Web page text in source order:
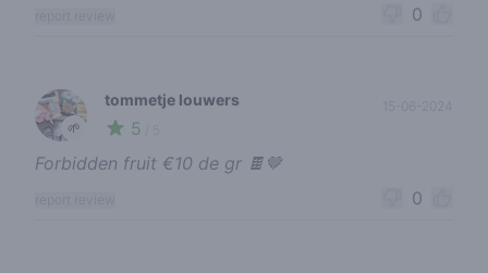
0
🌱
tommetje louwers
5
Forbidden fruit €10 de gr 🍫🤎
0